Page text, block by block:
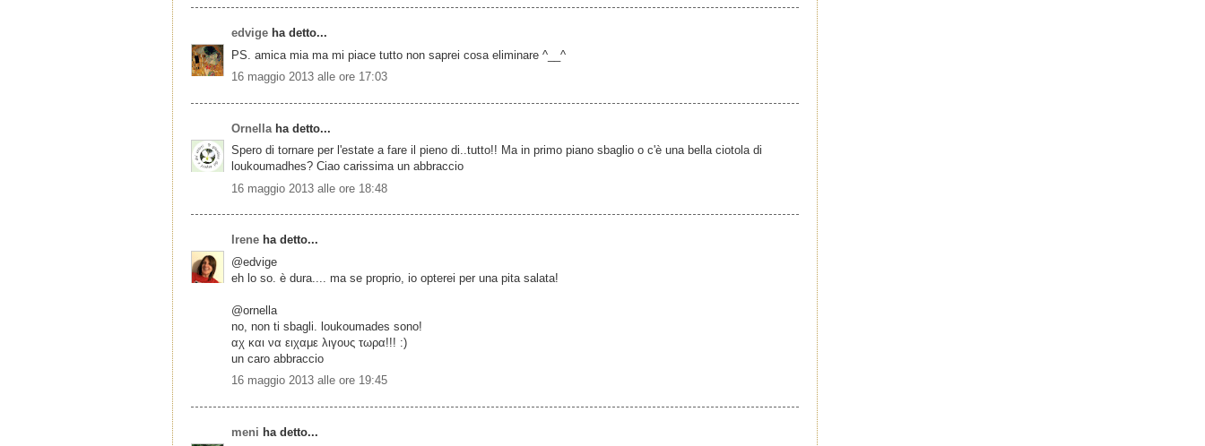
edvige ha detto...
PS. amica mia ma mi piace tutto non saprei cosa eliminare ^__^
16 maggio 2013 alle ore 17:03
Ornella ha detto...
Spero di tornare per l'estate a fare il pieno di..tutto!! Ma in primo piano sbaglio o c'è una bella ciotola di
loukoumadhes? Ciao carissima un abbraccio
16 maggio 2013 alle ore 18:48
Irene ha detto...
@edvige
eh lo so. è dura.... ma se proprio, io opterei per una pita salata!
@ornella
no, non ti sbagli. loukoumades sono!
αχ και να ειχαμε λιγους τωρα!!! :)
un caro abbraccio
16 maggio 2013 alle ore 19:45
meni ha detto...